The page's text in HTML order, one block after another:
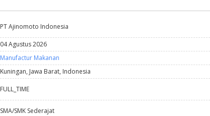
PT Ajinomoto Indonesia
04 Agustus 2026
Manufactur Makanan
Kuningan, Jawa Barat, Indonesia
FULL_TIME
SMA/SMK Sederajat